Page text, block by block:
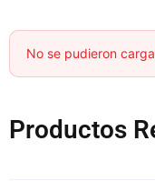
No se pudieron
Productos